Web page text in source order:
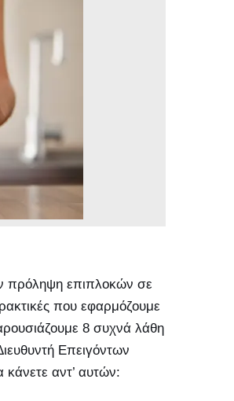
πρόληψη επιπλοκών σε
που εφαρμόζουμε
8 συχνά λάθη
Επειγόντων
αντ’ αυτών: